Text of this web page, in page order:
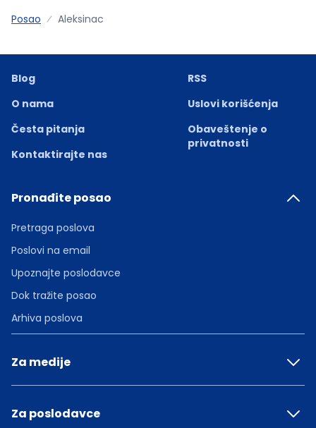
Posao Aleksinac
Blog
O nama
Česta pitanja
Kontaktirajte nas
RSS
Uslovi korišćenja
Obaveštenje o
privatnosti
Pronađite posao
Pretraga poslova
Poslovi na email
Upoznajte poslodavce
Dok tražite posao
Arhiva poslova
Za medije
Za poslodavce